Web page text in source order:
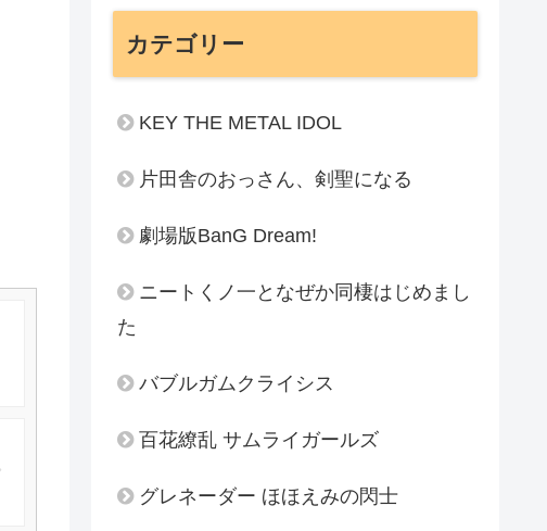
カテゴリー
KEY THE METAL IDOL
片田舎のおっさん、剣聖になる
劇場版BanG Dream!
ニートくノ一となぜか同棲はじめまし
た
バブルガムクライシス
百花繚乱 サムライガールズ
グレネーダー ほほえみの閃士